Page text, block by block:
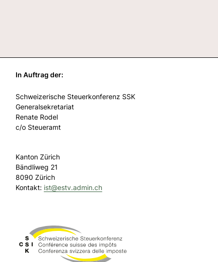
In Auftrag der:
Schweizerische Steuerkonferenz SSK
Generalsekretariat
Renate Rodel
c/o Steueramt
Kanton Zürich
Bändliweg 21
8090 Zürich
Kontakt: ist@estv.admin.ch